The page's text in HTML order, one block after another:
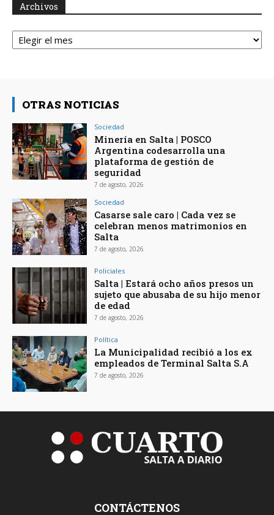
Archivos
Archivos
OTRAS NOTICIAS
Sociedad
Minería en Salta | POSCO
Argentina codesarrolla una
plataforma de gestión de
seguridad
7 de agosto, 2026
Sociedad
Casarse sale caro | Cada vez se
celebran menos matrimonios en
Salta
7 de agosto, 2026
Policiales
Salta | Estará ocho años presos un
sujeto que abusaba de su hijo menor
de edad
7 de agosto, 2026
Política
La Municipalidad recibió a los ex
empleados de Terminal Salta S.A
7 de agosto, 2026
CONTÁCTENOS